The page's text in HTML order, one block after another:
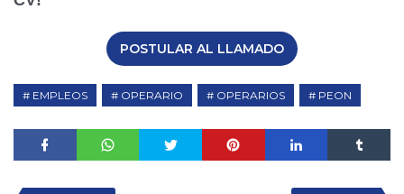
POSTULAR AL LLAMADO
EMPLEOS OPERARIO OPERARIOS PEON